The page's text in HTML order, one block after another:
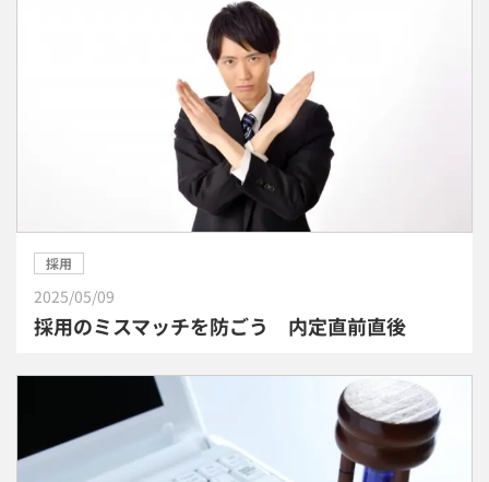
採用
2025/05/09
採用のミスマッチを防ごう 内定直前直後